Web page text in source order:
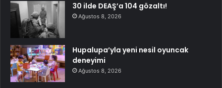
30 ilde DEAŞ’a 104 gözaltı!
Ağustos 8, 2026
Hupalupa’yla yeni nesil oyuncak
deneyimi
Ağustos 8, 2026